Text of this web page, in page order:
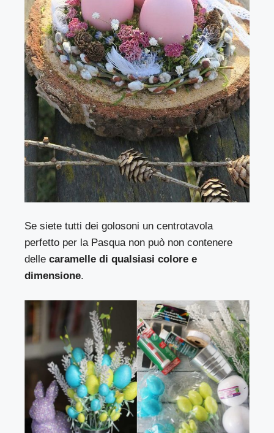
Se siete tutti dei golosoni un centrotavola
perfetto per la Pasqua non può non contenere
dellecaramelle di qualsiasi colore e
dimensione.